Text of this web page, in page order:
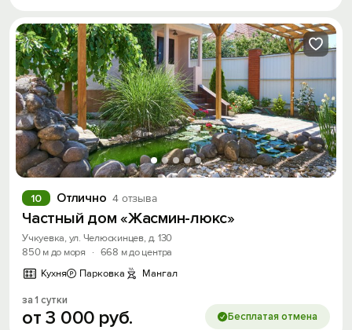
Отлично 4 отзыва
10
Частный дом «Жасмин-люкс»
Учкуевка, ул. Челюскинцев, д. 130
850 м до моря
· 668 м до центра
Кухня
Парковка Мангал
за 1 сутки
от3 000 руб. Бесплатая отмена